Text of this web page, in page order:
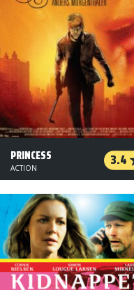
PRINCESS 3.4
ACTION